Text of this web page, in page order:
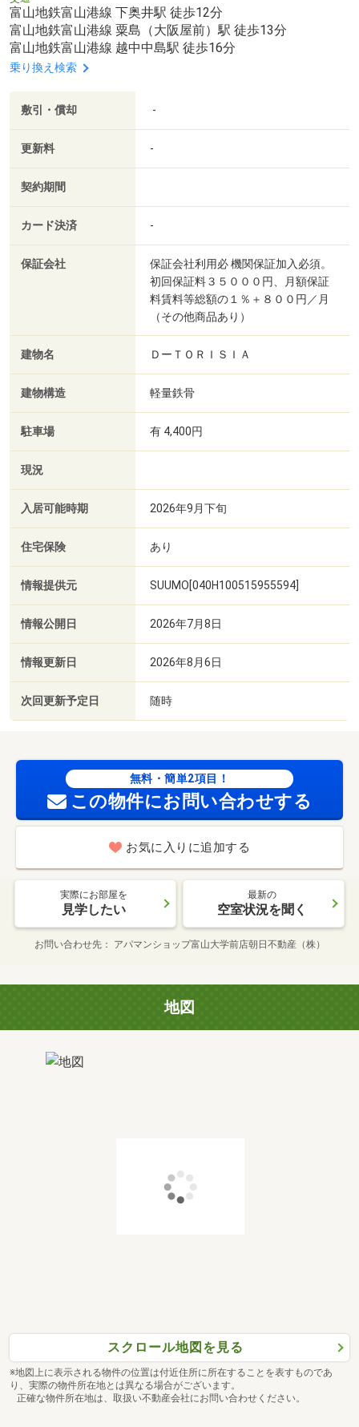
富山地鉄富山港線 下奥井駅 徒歩12分
富山地鉄富山港線 粟島（大阪屋前）駅 徒歩13分
富山地鉄富山港線 越中中島駅 徒歩16分
乗り換え検索
敷引・償却 -
更新料 -
契約期間
カード決済 -
保証会社
保証会社利用必 機関保証加入必須。
初回保証料３５０００円、月額保証
料賃料等総額の１％＋８００円／月
（その他商品あり）
建物名 ＤーＴＯＲＩＳＩＡ
建物構造 軽量鉄骨
駐車場 有 4,400円
現況
入居可能時期 2026年9月下旬
住宅保険 あり
情報提供元 SUUMO[040H100515955594]
情報公開日 2026年7月8日
情報更新日 2026年8月6日
次回更新予定日 随時
無料・簡単2項目！
この物件にお問い合わせする
お気に入りに追加する
実際にお部屋を
見学したい
最新の
空室状況を聞く
お問い合わせ先 アパマンショップ富山大学前店朝日不動産（株）
地図
スクロール地図を見る
※地図上に表示される物件の位置は付近住所に所在することを表すものであ
り、実際の物件所在地とは異なる場合がございます。
正確な物件所在地は、取扱い不動産会社にお問い合わせください。